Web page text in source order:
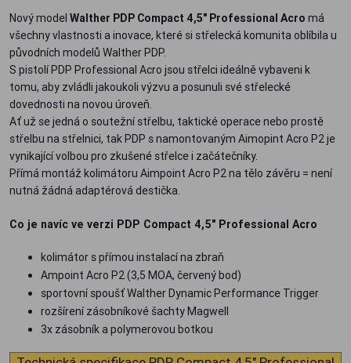
Nový model Walther PDP Compact 4,5" Professional Acro má
všechny vlastnosti a inovace, které si střelecká komunita oblíbila u
původních modelů Walther PDP.
S pistolí PDP Professional Acro jsou střelci ideálně vybaveni k
tomu, aby zvládli jakoukoli výzvu a posunuli své střelecké
dovednosti na novou úroveň.
Ať už se jedná o soutežní střelbu, taktické operace nebo prostě
střelbu na střelnici, tak PDP s namontovaným Aimopint Acro P2 je
vynikající volbou pro zkušené střelce i začátečníky.
Přímá montáž kolimátoru Aimpoint Acro P2 na tělo závěru = není
nutná žádná adaptérová destička.
Co je navíc ve verzi PDP Compact 4,5" Professional Acro
kolimátor s přímou instalací na zbraň
Ampoint Acro P2 (3,5 MOA, červený bod)
sportovní spoušť Walther Dynamic Performance Trigger
rozšírení zásobníkové šachty Magwell
3x zásobník a polymerovou botkou